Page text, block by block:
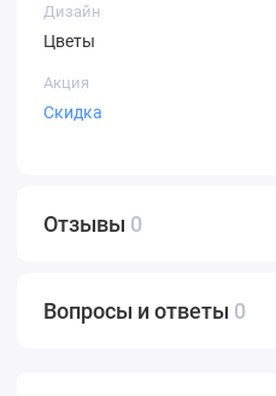
Дизайн
Цветы
Акция
Скидка
Отзывы 0
Вопросы и ответы 0